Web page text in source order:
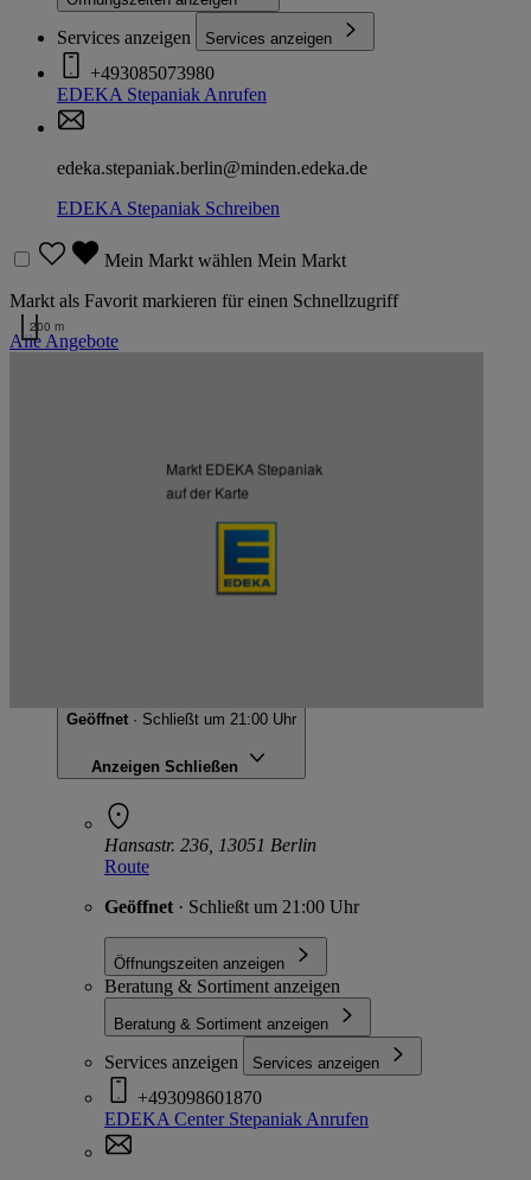
Services anzeigen Services anzeigen
+493085073980
EDEKA Stepaniak Anrufen
edeka.stepaniak.berlin@minden.edeka.de
EDEKA Stepaniak Schreiben
Mein Markt wählen Mein Markt
Markt als Favorit markieren für einen Schnellzugriff
Alle Angebote
Markt EDEKA Stepaniak
auf der Karte
200 m
Kartenansicht
Geöffnet · Schließt um 21:00 Uhr
Anzeigen Schließen
Hansastr. 236, 13051 Berlin
Route
Geöffnet · Schließt um 21:00 Uhr
Öffnungszeiten anzeigen
Beratung & Sortiment anzeigen
Beratung & Sortiment anzeigen
Services anzeigen Services anzeigen
+493098601870
EDEKA Center Stepaniak Anrufen